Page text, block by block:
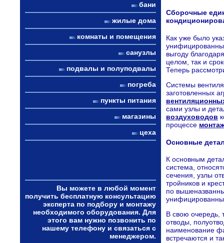
бани
жилые дома
комнаты и помещения
санузлы
подвалы и полуподвалы
погреба
пункты питания
магазины
цеха
Вы можете в любой момент
получить бесплатную консультацию
эксперта по подбору и монтажу
необходимого оборудования. Для
этого вам нужно позвонить по
нашему телефону и связаться с
менеджером.
Сборочные
Как уже было
выгоду
целом, так и
Теперь
Системы
заготовленных
сами узлы и
воздуховодов
процессе
Основные
К основным
система,
сечения, узлы
тройников и
по
В свою очередь,
отводы,
наименование
встречаются и